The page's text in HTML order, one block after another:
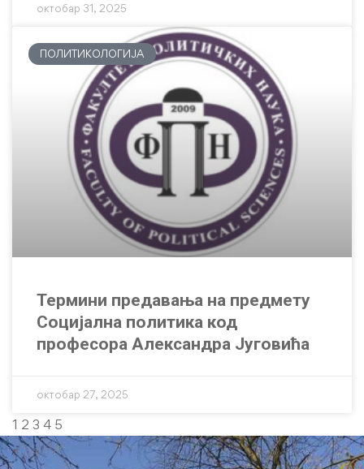
октобар 31, 2025
ПОЛИТИКОЛОГИЈА
Термини предавања на предмету
Социјална политика код
професора Александра Југовића
октобар 27, 2025
1 2 3 4 5